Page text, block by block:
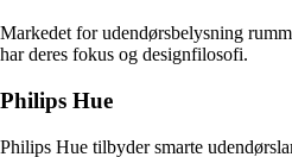
Markedet for udendørsbelysning
har deres fokus og designfilosofi.
Philips Hue
Philips Hue tilbyder smarte